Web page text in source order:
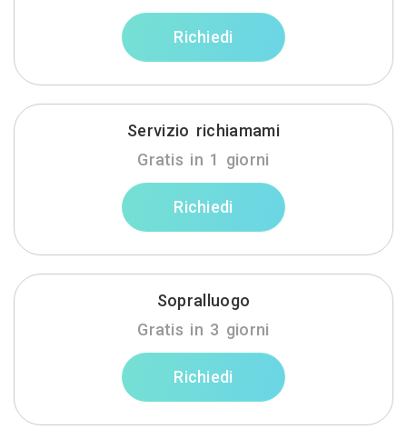
Richiedi
Servizio richiamami
Gratis in 1 giorni
Richiedi
Sopralluogo
Gratis in 3 giorni
Richiedi